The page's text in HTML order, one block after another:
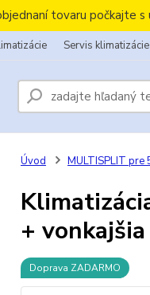
tovaru počkajte
Servis klimatizácie
Úvod MULTISPLIT pre
+
Doprava ZADARMO